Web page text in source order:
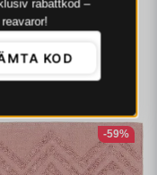
José Bricka
cm
-59%
rabattkod –
KOD